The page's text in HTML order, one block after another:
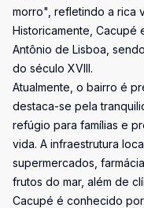
morro", refletindo a rica
Historicamente,
Antônio de Lisboa,
do século XVIII.
Atualmente, o bairro é
destaca-se pela
refúgio para famílias e
vida. A infraestrutura
supermercados,
frutos do mar, além de
Cacupé é conhecido